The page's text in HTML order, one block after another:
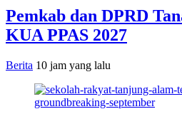
Pemkab dan DPRD
KUA PPAS 2027
Berita 10 jam yang lalu